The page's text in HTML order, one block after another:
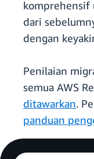
komprehensif
dari
dengan
Penilaian
semua AWS
ditawarkan.
panduan